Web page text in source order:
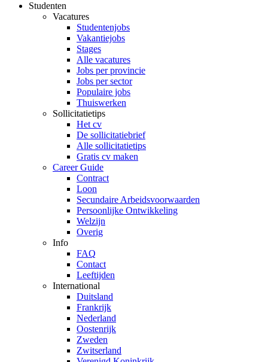
Studenten
Vacatures
Studentenjobs
Vakantiejobs
Stages
Alle vacatures
Jobs per provincie
Jobs per sector
Populaire jobs
Thuiswerken
Sollicitatietips
Het cv
De sollicitatiebrief
Alle sollicitatietips
Gratis cv maken
Career Guide
Contract
Loon
Secundaire Arbeidsvoorwaarden
Persoonlijke Ontwikkeling
Welzijn
Overig
Info
FAQ
Contact
Leeftijden
International
Duitsland
Frankrijk
Nederland
Oostenrijk
Zweden
Zwitserland